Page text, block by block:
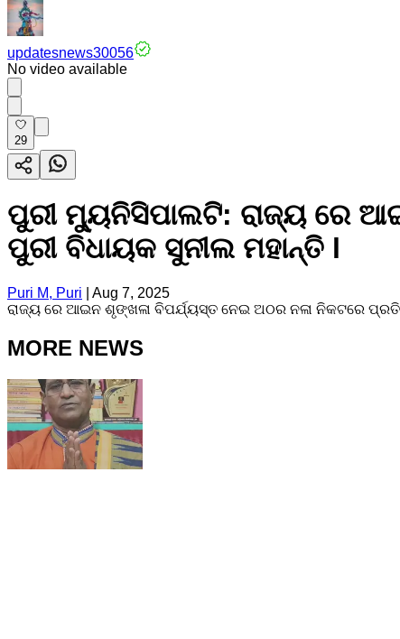
updatesnews30056
No video available
29
ପୁରୀ ମ୍ୟୁନିସିପାଲଟି: ରାଜ୍ୟ ରେ
ପୁରୀ ବିଧାୟକ ସୁନୀଲ ମହାନ୍ତି l
Puri M, Puri
Aug 7, 2025
ରାଜ୍ୟ ରେ ଆଇନ ଶୃଙ୍ଖଳା ବିପର୍ଯ୍ୟସ୍ତ ନେଇ ଅଠର ନଳା ନିକଟରେ
MORE NEWS